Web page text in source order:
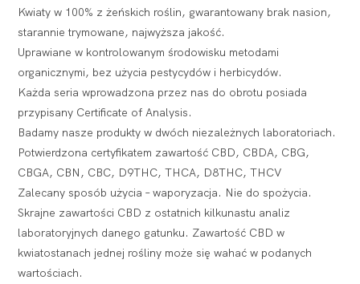
Kwiaty w 100% z żeńskich roślin, gwarantowany brak nasion,
starannie trymowane, najwyższa jakość.
Uprawiane w kontrolowanym środowisku metodami
organicznymi, bez użycia pestycydów i herbicydów.
Każda seria wprowadzona przez nas do obrotu posiada
przypisany Certificate of Analysis.
Badamy nasze produkty w dwóch niezależnych laboratoriach.
Potwierdzona certyfikatem zawartość CBD, CBDA, CBG,
CBGA, CBN, CBC, D9THC, THCA, D8THC, THCV
Zalecany sposób użycia – waporyzacja. Nie do spożycia.
Skrajne zawartości CBD z ostatnich kilkunastu analiz
laboratoryjnych danego gatunku. Zawartość CBD w
kwiatostanach jednej rośliny może się wahać w podanych
wartościach.